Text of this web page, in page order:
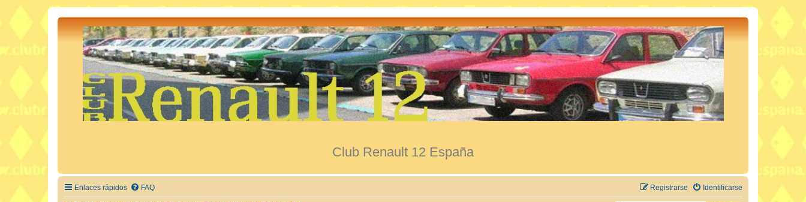
Club Renault 12 España
Enlaces rápidos FAQ Identificarse
Registrarse